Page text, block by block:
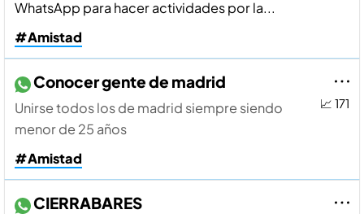
WhatsApp para hacer actividades por la...
#Amistad
📈 171
Conocer gente de madrid
Unirse todos los de madrid siempre siendo
menor de 25 años
#Amistad
CIERRABARES